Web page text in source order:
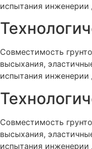
испытания инженерии
Совместимость
высыхания,
испытания инженерии
Совместимость
высыхания,
испытания инженерии